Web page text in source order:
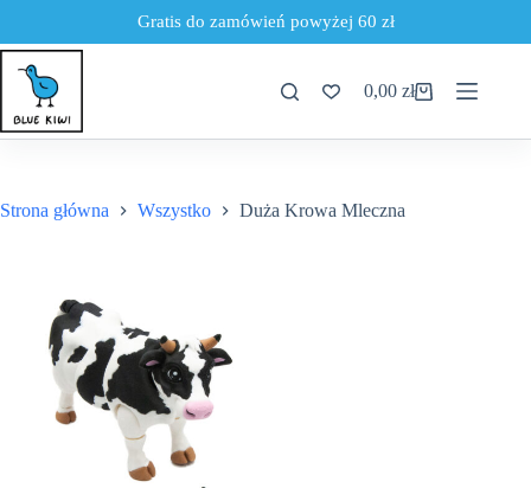
Gratis do zamówień powyżej 60 zł
Przejdź
treści
Koszyk
0,00zł
Strona główna Wszystko Duża Krowa Mleczna